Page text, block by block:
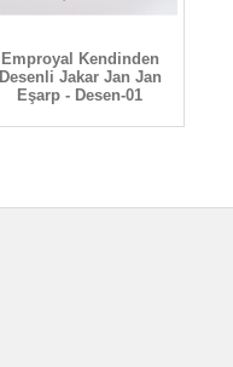
Emproyal Kendinden
Desenli Jakar Jan Jan
Eşarp - Desen-01